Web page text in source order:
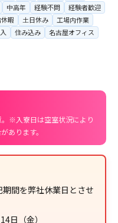
中高年 経験不問
経験者歓迎
暇 土日休み
工場内作業
住み込み
名古屋オフィス
※入寮日は空室状況により
あります。
間を弊社休業日とさせ
日（金）